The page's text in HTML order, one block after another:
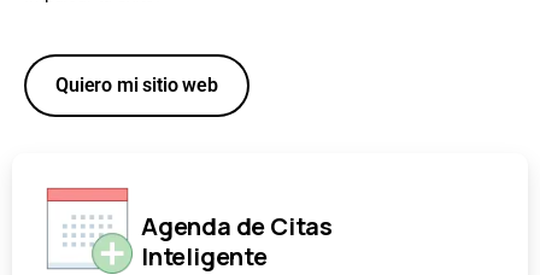
Quiero mi sitio web
Agenda de Citas
Inteligente